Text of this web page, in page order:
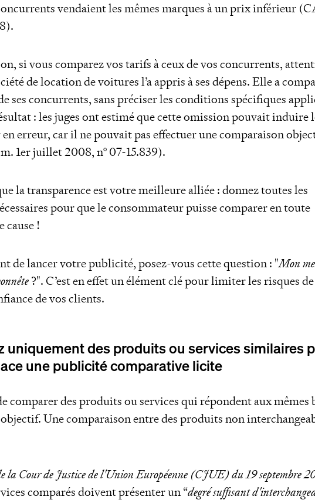
vendaient les mêmes marques à un prix inférieur
si vous comparez vos tarifs à ceux de vos concurrents,
de location de voitures l’a appris à ses dépens. Elle a
ses concurrents, sans préciser les conditions spécifiques
: les juges ont estimé que cette omission pouvait induire
erreur, car il ne pouvait pas effectuer une comparaison
1er juillet 2008, n° 07-15.839).
la transparence est votre meilleure alliée : donnez toutes les
pour que le consommateur puisse comparer en toute
cause !
de lancer votre publicité, posez-vous cette question : "Mon
?". C’est en effet un élément clé pour limiter les risques
de vos clients.
uniquement des produits ou services similaires
une publicité comparative licite
comparer des produits ou services qui répondent aux mêmes
Une comparaison entre des produits non
la Cour de Justice de l'Union Européenne (CJUE) du 19 septembre
comparés doivent présenter un “degré suffisant